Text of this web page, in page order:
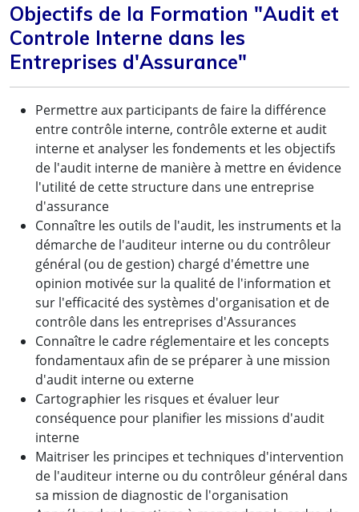
Objectifs de la Formation "Audit et
Controle Interne dans les
Entreprises d'Assurance"
Permettre aux participants de faire la différence
entre contrôle interne, contrôle externe et audit
interne et analyser les fondements et les objectifs
de l'audit interne de manière à mettre en évidence
l'utilité de cette structure dans une entreprise
d'assurance
Connaître les outils de l'audit, les instruments et la
démarche de l'auditeur interne ou du contrôleur
général (ou de gestion) chargé d'émettre une
opinion motivée sur la qualité de l'information et
sur l'efficacité des systèmes d'organisation et de
contrôle dans les entreprises d'Assurances
Connaître le cadre réglementaire et les concepts
fondamentaux afin de se préparer à une mission
d'audit interne ou externe
Cartographier les risques et évaluer leur
conséquence pour planifier les missions d'audit
interne
Maitriser les principes et techniques d'intervention
de l'auditeur interne ou du contrôleur général dans
sa mission de diagnostic de l'organisation